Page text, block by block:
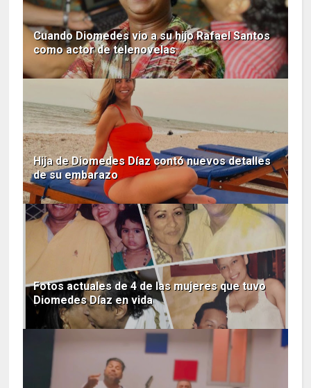
Cuando Diomedes vio a su hijo Rafael Santos
como actor de telenovelas
Hija de Diomedes Díaz contó nuevos detalles
de su embarazo
Fotos actuales de 4 de las mujeres que tuvo
Diomedes Díaz en vida